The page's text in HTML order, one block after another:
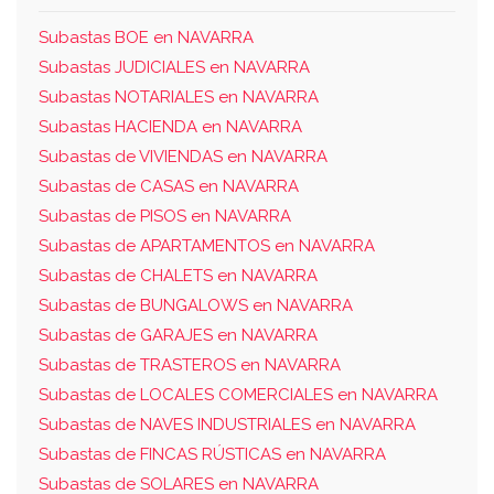
Subastas BOE en NAVARRA
Subastas JUDICIALES en NAVARRA
Subastas NOTARIALES en NAVARRA
Subastas HACIENDA en NAVARRA
Subastas de VIVIENDAS en NAVARRA
Subastas de CASAS en NAVARRA
Subastas de PISOS en NAVARRA
Subastas de APARTAMENTOS en NAVARRA
Subastas de CHALETS en NAVARRA
Subastas de BUNGALOWS en NAVARRA
Subastas de GARAJES en NAVARRA
Subastas de TRASTEROS en NAVARRA
Subastas de LOCALES COMERCIALES en NAVARRA
Subastas de NAVES INDUSTRIALES en NAVARRA
Subastas de FINCAS RÚSTICAS en NAVARRA
Subastas de SOLARES en NAVARRA